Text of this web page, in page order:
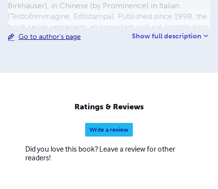
Birkhäuser), in Chinese (by Prominence) in Italian
(Testo&Immagine, Edilstampa). Published since 1998, the
book series represents an important cultural contribution
in the process of foundation of a new digital culture in
Pennsylvania in Philadelphia and many others.
Go to author's page Show full description
Ratings & Reviews
Write a review
Did you love this book? Leave a review for other
readers!